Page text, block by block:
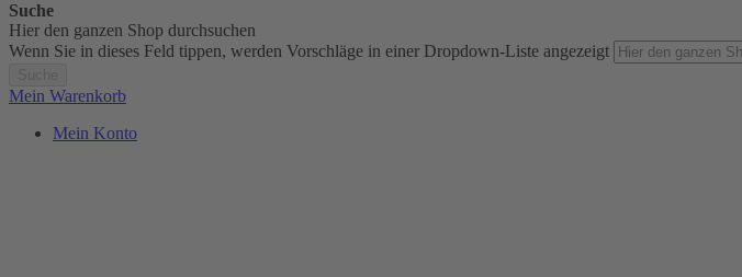
Suche
Hier den ganzen Shop durchsuchen
Wenn Sie in dieses Feld tippen, werden Vorschläge in einer Dropdown-Liste angezeigt
Mein Warenkorb
Mein Konto